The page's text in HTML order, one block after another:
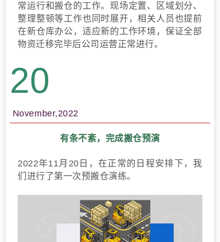
常运行和搬仓的工作。现场定置、区域划分、
整理整顿等工作也同时展开，相关人员也提前
在新仓库办公，适应新的工作环境，保证全部
物资迁移完毕后公司运营正常进行。
20
November,2022
有条不紊，完成搬仓预演
2022年11月20日，在正常的日程安排下，我
们进行了第一次预搬仓演练。